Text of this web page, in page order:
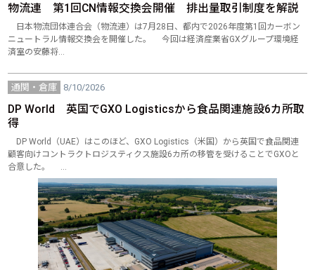
物流連 第1回CN情報交換会開催 排出量取引制度を解説
日本物流団体連合会（物流連）は7月28日、都内で2026年度第1回カーボン
ニュートラル情報交換会を開催した。 今回は経済産業省GXグループ環境経
済室の安藤将…
通関・倉庫 8/10/2026
DP World 英国でGXO Logisticsから食品関連施設6カ所取
得
DP World（UAE）はこのほど、GXO Logistics（米国）から英国で食品関連
顧客向けコントラクトロジスティクス施設6カ所の移管を受けることでGXOと
合意した。 …